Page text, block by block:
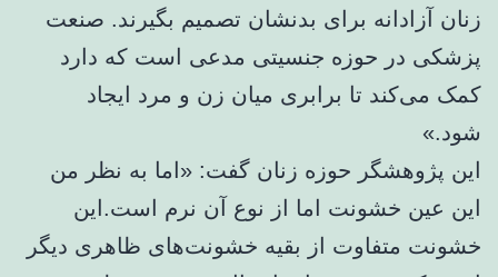
زنان آزادانه برای بدنشان تصمیم بگیرند. صنعت
پزشکی در حوزه جنسیتی مدعی است که دارد
کمک می‌کند تا برابری میان زن و مرد ایجاد
شود.»
این پژوهشگر حوزه زنان گفت: «اما به نظر من
این عین خشونت اما از نوع آن نرم است.این
خشونت متفاوت از بقیه خشونت‌های ظاهری دیگر